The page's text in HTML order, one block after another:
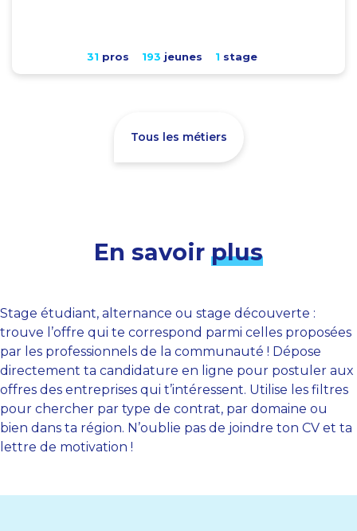
31 pros 193 jeunes 1 stage
Tous les métiers
En savoir plus
Stage étudiant, alternance ou stage découverte :
trouve l’offre qui te correspond parmi celles proposées
par les professionnels de la communauté ! Dépose
directement ta candidature en ligne pour postuler aux
offres des entreprises qui t’intéressent. Utilise les filtres
pour chercher par type de contrat, par domaine ou
bien dans ta région. N’oublie pas de joindre ton CV et ta
lettre de motivation !